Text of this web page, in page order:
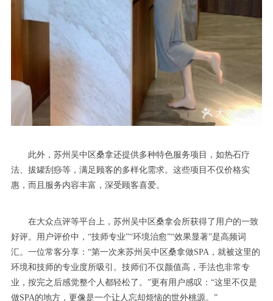
此外，苏州吴中区桑拿还提供多种特色服务项目，如热石疗
法、拔罐刮痧等，满足顾客的多样化需求。这些项目不仅价格实
惠，而且服务内容丰富，深受顾客喜爱。
在大众点评等平台上，苏州吴中区桑拿会所获得了用户的一致
好评。用户评价中，“技师专业”“环境治愈”“效果显著”是高频词
汇。一位常客分享：“第一次来苏州吴中区桑拿做SPA，就被这里的
环境和技师的专业度所吸引。技师们不仅颜值高，手法也非常专
业，按完之后感觉整个人都轻松了。”更有用户感叹：“这里不仅是
做SPA的地方，更像是一个让人忘却烦恼的世外桃源。”